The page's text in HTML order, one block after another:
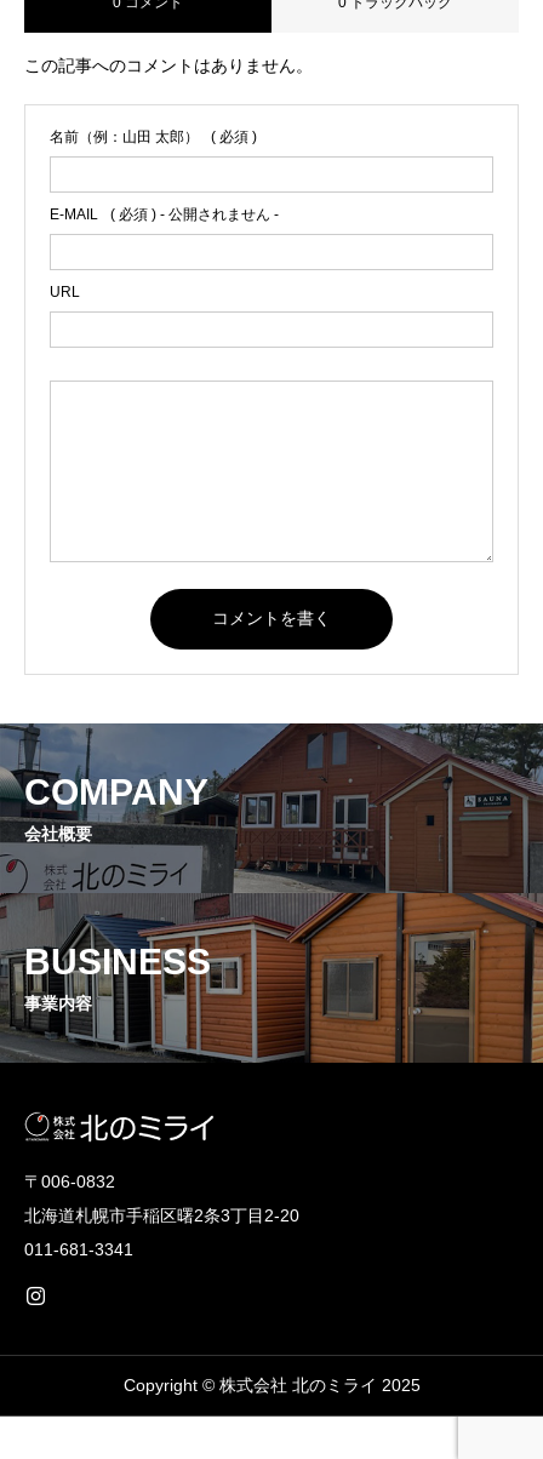
この記事へのコメントはありません。
名前（例：山田 太郎） ( 必須 )
E-MAIL ( 必須 ) - 公開されません -
URL
COMPANY
会社概要
BUSINESS
事業内容
〒006-0832
北海道札幌市手稲区曙2条3丁目2-20
011-681-3341
Copyright © 株式会社 北のミライ 2025